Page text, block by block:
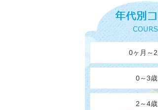
0ヶ月～
0～3歳
2～4歳